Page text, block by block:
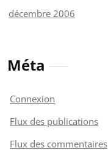
décembre 2006
Méta
Connexion
Flux des publications
Flux des commentaires